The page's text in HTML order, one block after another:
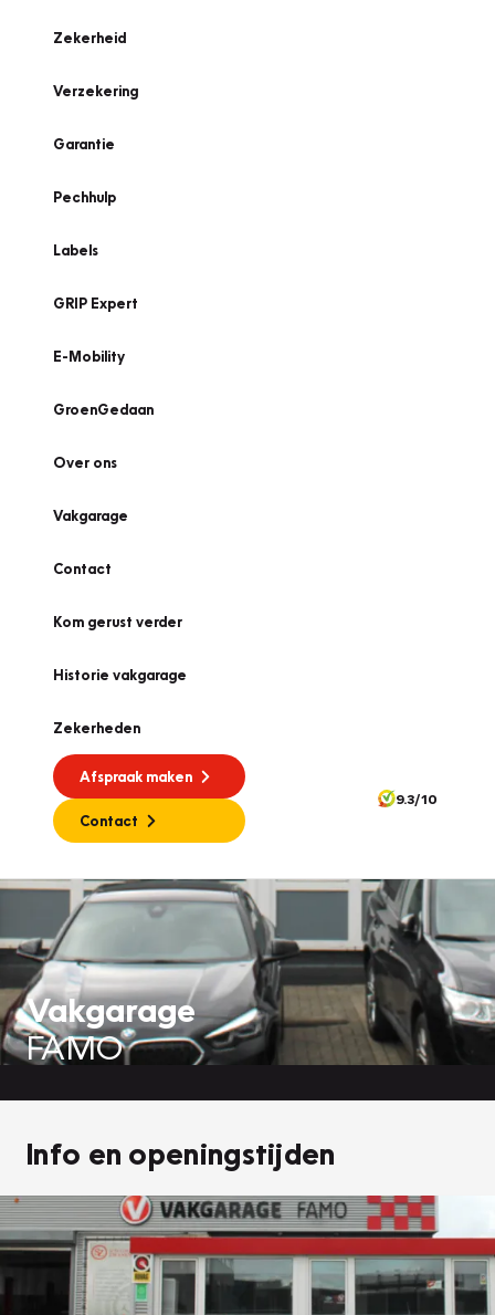
Zekerheid
Verzekering
Garantie
Pechhulp
Labels
GRIP Expert
E-Mobility
GroenGedaan
Over ons
Vakgarage
Contact
Kom gerust verder
Historie vakgarage
Zekerheden
Afspraak maken
Contact
9.3/10
Vakgarage
FAMO
Info en openingstijden